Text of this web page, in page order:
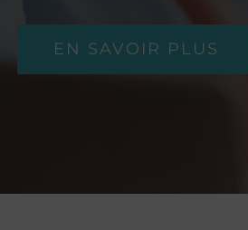
EN SAVOIR PLUS